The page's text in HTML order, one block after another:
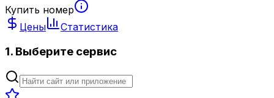
Купить номер
Цены
Статистика
1. Выберите сервис